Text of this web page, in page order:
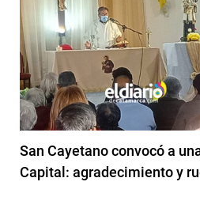
San Cayetano convocó a
Capital: agradecimiento y